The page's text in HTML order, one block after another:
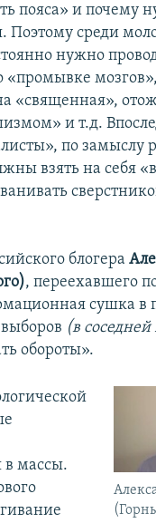
пояса» и почему
Поэтому среди
нужно
«промывке
«священная»,
и т.д.
по замыслу
взять на себя
блогера
, переехавшего
сушка в
(в
обороты».
в массы.